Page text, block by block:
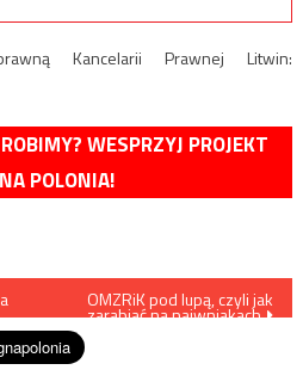
Kancelarii Prawnej Litwin:
WESPRZYJ PROJEKT
POLONIA!
OMZRiK pod lupą, czyli jak
zarabiać na naiwniakach